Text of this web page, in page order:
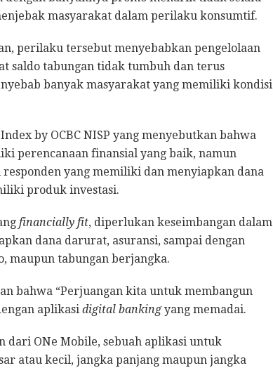
masyarakat dalam perilaku konsumtif.
perilaku tersebut menyebabkan pengelolaan
saldo tabungan tidak tumbuh dan terus
banyak masyarakat yang memiliki kondisi
by OCBC NISP yang menyebutkan bahwa
perencanaan finansial yang baik, namun
yang memiliki dan menyiapkan dana
produk investasi.
financially fit, diperlukan keseimbangan dalam
dana darurat, asuransi, sampai dengan
maupun tabungan berjangka.
bahwa “Perjuangan kita untuk membangun
aplikasi digital bankingyang memadai.
dari ONe Mobile, sebuah aplikasi untuk
atau kecil, jangka panjang maupun jangka